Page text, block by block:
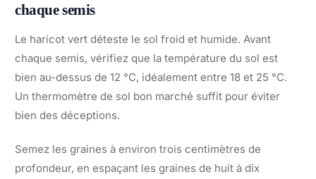
chaque semis
Le haricot vert déteste le sol froid et humide. Avant
chaque semis, vérifiez que la température du sol est
bien au-dessus de 12 °C, idéalement entre 18 et 25 °C.
Un thermomètre de sol bon marché suffit pour éviter
bien des déceptions.
Semez les graines à environ trois centimètres de
profondeur, en espaçant les graines de huit à dix